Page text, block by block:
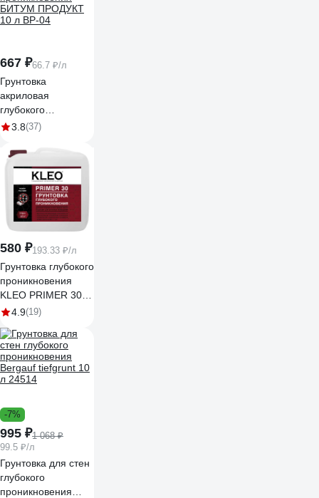
667 ₽66.7 ₽/л
Грунтовка
акриловая
глубокого
проникновения
10 л BP-04
3.8(37)
580 ₽193.33 ₽/л
Грунтовка глубокого
проникновения
KLEO PRIMER 30, 3
кг 085 PRIMER 30
4.9(19)
-7%
995 ₽1 068 ₽
99.5 ₽/л
Грунтовка для стен
глубокого
проникновения